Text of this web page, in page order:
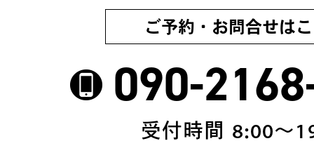
ご予約・お問合せは
090-
受付時間 8:00〜